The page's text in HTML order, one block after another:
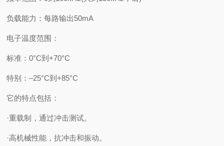
负载能力：每路输出50mA
电子温度范围：
标准：0°C到+70°C
特别：–25°C到+85°C
它的特点包括：
·重载制，通过冲击测试。
·高机械性能，抗冲击和振动。